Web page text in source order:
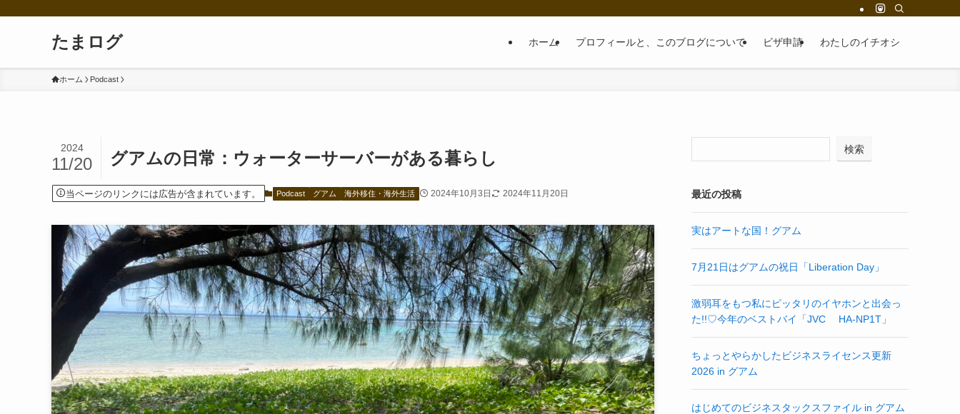
たまログ ホーム プロフィールと、このブログについて ビザ申請 わたしのイチオシ
ホーム Podcast
グアムの日常：ウォーターサーバーがある暮らし
2024
11/20
当ページのリンクには広告が含まれています。 Podcast グアム 海外移住・海外生活 2024年10月3日 2024年11月20日
検索
最近の投稿
実はアートな国！グアム
7月21日はグアムの祝日「Liberation Day」
激弱耳をもつ私にピッタリのイヤホンと出会っ
た!!♡今年のベストバイ「JVC HA-NP1T」
ちょっとやらかしたビジネスライセンス更新
2026 in グアム
はじめてのビジネスタックスファイル in グアム